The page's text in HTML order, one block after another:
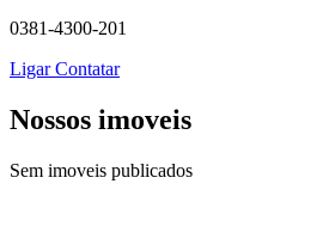
0381-4300-201
LigarContatar
Nossos imoveis
Sem imoveis publicados